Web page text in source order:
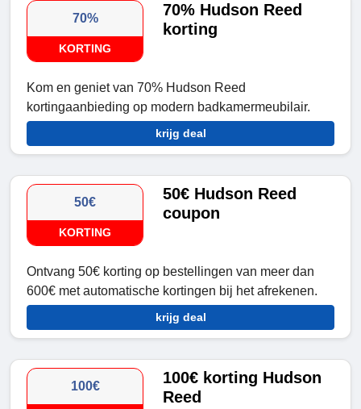
70%
KORTING
70% Hudson Reed
korting
Kom en geniet van 70% Hudson Reed
kortingaanbieding op modern badkamermeubilair.
krijg deal
50€
KORTING
50€ Hudson Reed
coupon
Ontvang 50€ korting op bestellingen van meer dan
600€ met automatische kortingen bij het afrekenen.
krijg deal
100€
100€ korting Hudson
Reed